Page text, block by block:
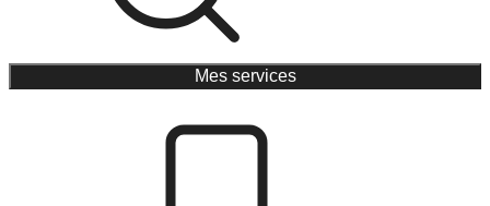
Mes services